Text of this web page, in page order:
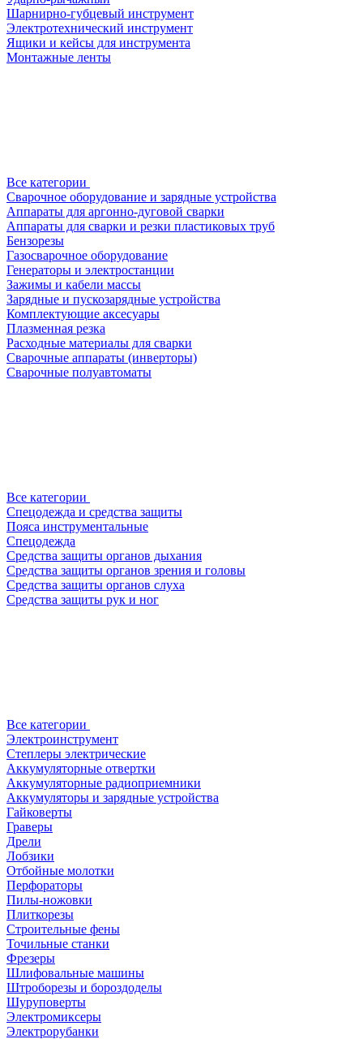
Шарнирно-губцевый инструмент
Электротехнический инструмент
Ящики и кейсы для инструмента
Монтажные ленты
Все категории
Сварочное оборудование и зарядные устройства
Аппараты для аргонно-дуговой сварки
Аппараты для сварки и резки пластиковых труб
Бензорезы
Газосварочное оборудование
Генераторы и электростанции
Зажимы и кабели массы
Зарядные и пускозарядные устройства
Комплектующие аксесуары
Плазменная резка
Расходные материалы для сварки
Сварочные аппараты (инверторы)
Сварочные полуавтоматы
Все категории
Спецодежда и средства защиты
Пояса инструментальные
Спецодежда
Средства защиты органов дыхания
Средства защиты органов зрения и головы
Средства защиты органов слуха
Средства защиты рук и ног
Все категории
Электроинструмент
Степлеры электрические
Аккумуляторные отвертки
Аккумуляторные радиоприемники
Аккумуляторы и зарядные устройства
Гайковерты
Граверы
Дрели
Лобзики
Отбойные молотки
Перфораторы
Пилы-ножовки
Плиткорезы
Строительные фены
Точильные станки
Фрезеры
Шлифовальные машины
Штроборезы и бороздоделы
Шуруповерты
Электромиксеры
Электрорубанки